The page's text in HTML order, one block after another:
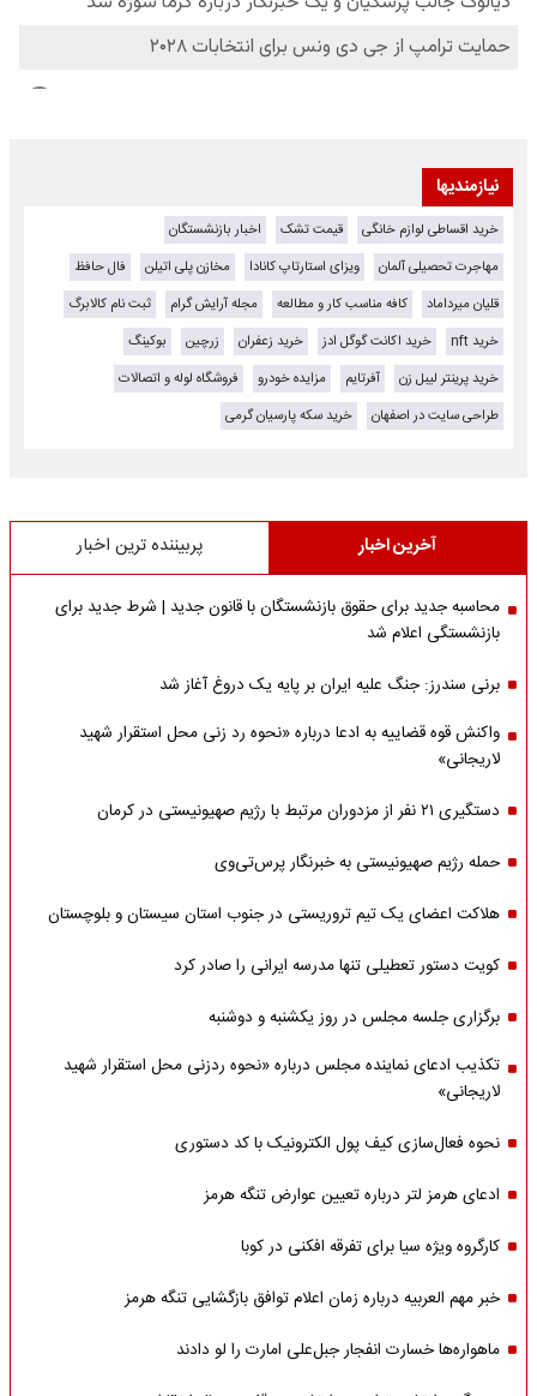
نیازمندیها
خرید اقساطی لوازم خانگی قیمت تشک
اخبار بازنشستگان
مهاجرت تحصیلی آلمان
ویزای استارتاپ کانادا مخازن پلی اتیلن
فال حافظ
قلیان میرداماد
کافه مناسب کار و مطالعه مجله آرایش گرام
ثبت نام کالابرگ
خرید nft
خرید اکانت گوگل ادز خرید زعفران زرچین
بوکینگ
خرید پرینتر لیبل زن
آفرتایم مزایده خودرو
فروشگاه لوله و اتصالات
طراحی سایت در اصفهان
خرید سکه پارسیان گرمی
آخرین اخبار پربیننده ترین اخبار
محاسبه جدید برای حقوق بازنشستگان با قانون جدید | شرط جدید برای
بازنشستگی اعلام شد
برنی سندرز: جنگ علیه ایران بر پایه یک دروغ آغاز شد
واکنش قوه قضاییه به ادعا درباره «نحوه رد زنی محل استقرار شهید
لاریجانی»
دستگیری ۲۱ نفر از مزدوران مرتبط با رژیم صهیونیستی در کرمان
حمله رژیم صهیونیستی به خبرنگار پرس‌تی‌وی
هلاکت اعضای یک تیم تروریستی در جنوب استان سیستان و بلوچستان
کویت دستور تعطیلی تنها مدرسه ایرانی را صادر کرد
برگزاری جلسه مجلس در روز یکشنبه و دوشنبه
تکذیب ادعای نماینده مجلس درباره «نحوه ردزنی محل استقرار شهید
لاریجانی»
نحوه فعال‌سازی کیف پول الکترونیک با کد دستوری
ادعای هرمز لتر درباره تعیین عوارض تنگه هرمز
کارگروه ویژه سیا برای تفرقه افکنی در کوبا
خبر مهم العربیه درباره زمان اعلام توافق بازگشایی تنگه هرمز
ماهواره‌‌ها خسارت انفجار جبل‌علی امارت را لو دادند